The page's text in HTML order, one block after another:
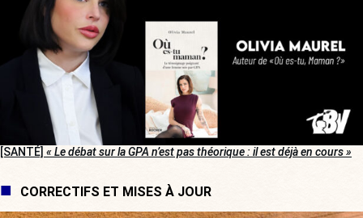
[SANTÉ] « Le débat sur la GPA n’est pas théorique : il est déjà en cours »
CORRECTIFS ET MISES À JOUR